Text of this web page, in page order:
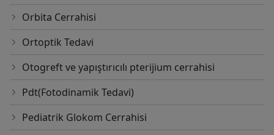
Orbita Cerrahisi
Ortoptik Tedavi
Otogreft ve yapıştırıcılı pterijium cerrahisi
Pdt(Fotodinamik Tedavi)
Pediatrik Glokom Cerrahisi